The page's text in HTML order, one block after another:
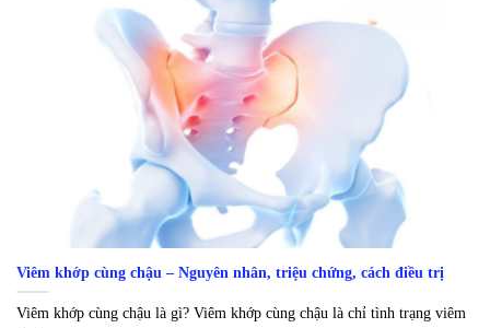
Viêm khớp cùng chậu – Nguyên nhân, triệu chứng, cách điều trị
Viêm khớp cùng chậu là gì? Viêm khớp cùng chậu là chỉ tình trạng viêm